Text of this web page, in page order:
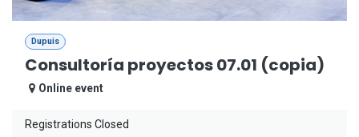
Dupuis
Consultoría proyectos 07.01 (copia)
Online event
Registrations Closed